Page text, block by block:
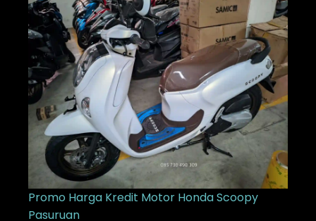
Promo Harga Kredit Motor Honda Scoopy
Pasuruan